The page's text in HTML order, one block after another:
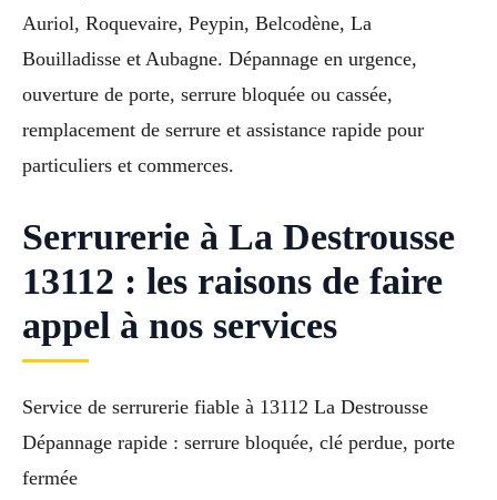
Auriol, Roquevaire, Peypin, Belcodène, La
Bouilladisse et Aubagne. Dépannage en urgence,
ouverture de porte, serrure bloquée ou cassée,
remplacement de serrure et assistance rapide pour
particuliers et commerces.
Serrurerie à La Destrousse
13112 : les raisons de faire
appel à nos services
Service de serrurerie fiable à 13112 La Destrousse
Dépannage rapide : serrure bloquée, clé perdue, porte
fermée